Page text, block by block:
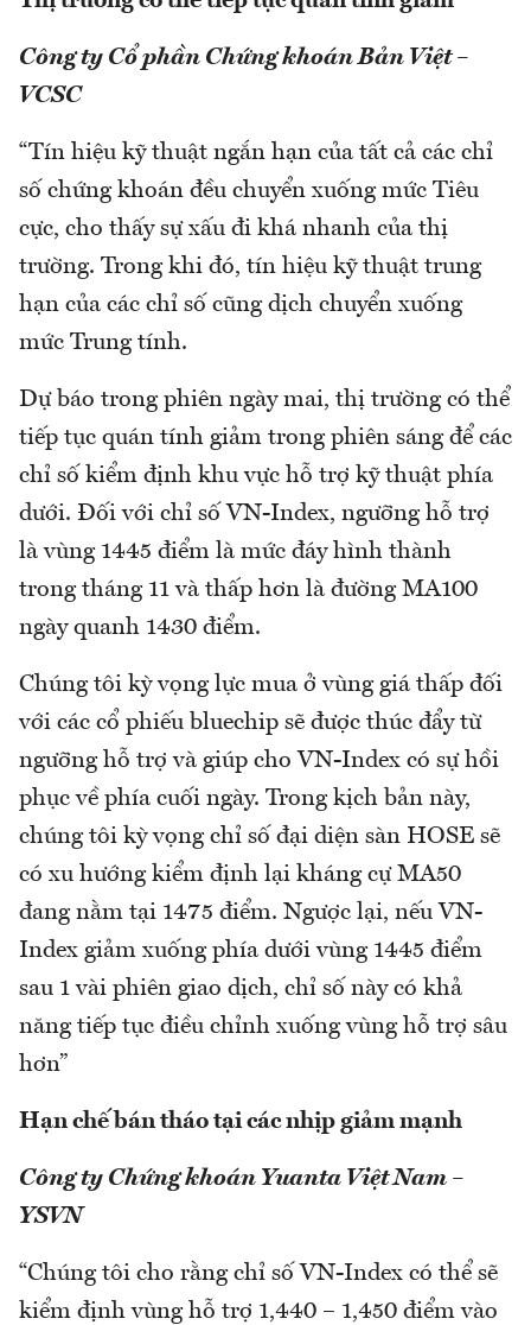
Công ty Cổ phần Chứng khoán Bản Việt –
VCSC
“Tín hiệu kỹ thuật ngắn hạn của tất cả các chỉ
số chứng khoán đều chuyển xuống mức Tiêu
cực, cho thấy sự xấu đi khá nhanh của thị
trường. Trong khi đó, tín hiệu kỹ thuật trung
hạn của các chỉ số cũng dịch chuyển xuống
mức Trung tính.
Dự báo trong phiên ngày mai, thị trường có thể
tiếp tục quán tính giảm trong phiên sáng để các
chỉ số kiểm định khu vực hỗ trợ kỹ thuật phía
dưới. Đối với chỉ số VN-Index, ngưỡng hỗ trợ
là vùng 1445 điểm là mức đáy hình thành
trong tháng 11 và thấp hơn là đường MA100
ngày quanh 1430 điểm.
Chúng tôi kỳ vọng lực mua ở vùng giá thấp đối
với các cổ phiếu bluechip sẽ được thúc đẩy từ
ngưỡng hỗ trợ và giúp cho VN-Index có sự hồi
phục về phía cuối ngày. Trong kịch bản này,
chúng tôi kỳ vọng chỉ số đại diện sàn HOSE sẽ
có xu hướng kiểm định lại kháng cự MA50
đang nằm tại 1475 điểm. Ngược lại, nếu VN-
Index giảm xuống phía dưới vùng 1445 điểm
sau 1 vài phiên giao dịch, chỉ số này có khả
năng tiếp tục điều chỉnh xuống vùng hỗ trợ sâu
hơn”
Hạn chế bán tháo tại các nhịp giảm mạnh
Công ty Chứng khoán Yuanta Việt Nam –
YSVN
“Chúng tôi cho rằng chỉ số VN-Index có thể sẽ
kiểm định vùng hỗ trợ 1,440 – 1,450 điểm vào